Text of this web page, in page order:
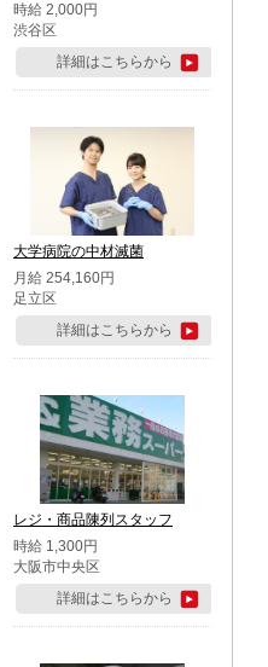
時給 2,000円
渋谷区
詳細はこちらから
大学病院の中材滅菌
月給 254,160円
足立区
詳細はこちらから
レジ・商品陳列スタッフ
時給 1,300円
大阪市中央区
詳細はこちらから